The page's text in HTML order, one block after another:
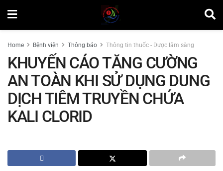
Home Bệnh viện Thông báo Thông tin thuốc - Dược lâm sàng
KHUYẾN CÁO TĂNG CƯỜNG
AN TOÀN KHI SỬ DỤNG DUNG
DỊCH TIÊM TRUYỀN CHỨA
KALI CLORID